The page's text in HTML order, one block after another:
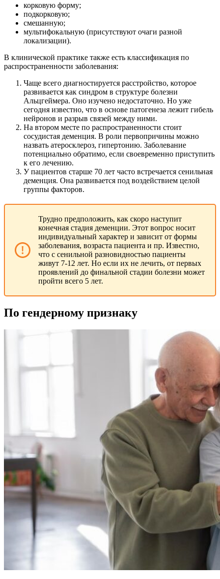
корковую форму;
подкорковую;
смешанную;
мультифокальную (присутствуют очаги разной
локализации).
В клинической практике также есть классификация по
распространенности заболевания:
Чаще всего диагностируется расстройство, которое
развивается как синдром в структуре болезни
Альцгеймера. Оно изучено недостаточно. Но уже
сегодня известно, что в основе патогенеза лежит гибель
нейронов и разрыв связей между ними.
На втором месте по распространенности стоит
сосудистая деменция. В роли первопричины можно
назвать атеросклероз, гипертонию. Заболевание
потенциально обратимо, если своевременно приступить
к его лечению.
У пациентов старше 70 лет часто встречается сенильная
деменция. Она развивается под воздействием целой
группы факторов.
Трудно предположить, как скоро наступит
конечная стадия деменции. Этот вопрос носит
индивидуальный характер и зависит от формы
заболевания, возраста пациента и пр. Известно,
что с сенильной разновидностью пациенты
живут 7-12 лет. Но если их не лечить, от первых
проявлений до финальной стадии болезни может
пройти всего 5 лет.
По гендерному признаку